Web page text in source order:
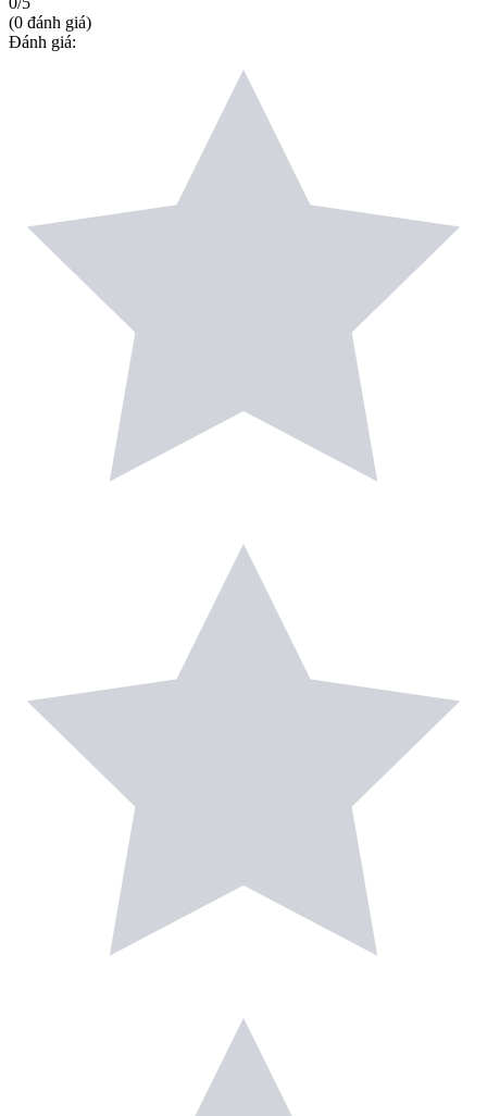
(0 đánh giá)
Đánh giá: